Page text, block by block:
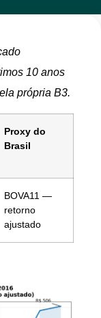
10 anos
própria B3.
Proxy do
Brasil
BOVA11 —
retorno
ajustado